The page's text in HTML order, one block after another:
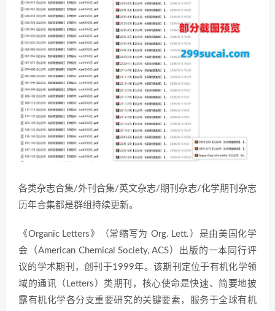
各类杂志合集/外刊合集/英文杂志/期刊杂志/化学期刊杂志
历年合集都是群组持续更新。
《Organic Letters》（常缩写为 Org. Lett.）是由美国化学
会（American Chemical Society, ACS）出版的一本同行评
议的学术期刊，创刊于1999年。该期刊定位于有机化学领
域的通讯（Letters）类期刊，核心使命是快速、简要地披
露有机化学各分支重要研究的关键要素，服务于全球有机